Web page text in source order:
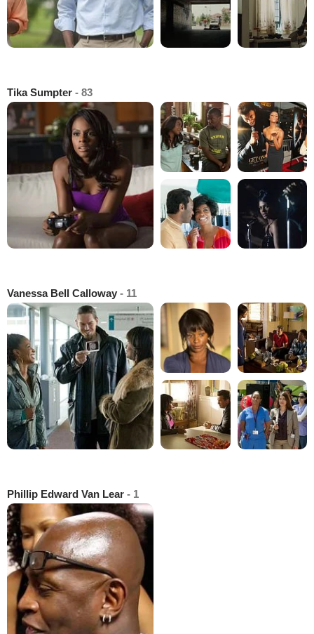
Tika Sumpter - 83
Vanessa Bell Calloway - 11
Phillip Edward Van Lear - 1